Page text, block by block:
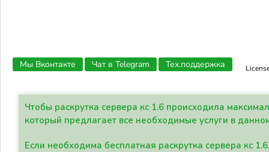
Мы Вконтакте Чат в Telegram Тех.поддержка
Чтобы раскрутка сервера кс 1.6 происходила
который предлагает все необходимые услуги в
Если необходима бесплатная раскрутка сервера кс